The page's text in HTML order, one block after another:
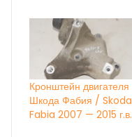
Кронштейн двигателя
Шкода Фабия / Skoda
Fabia 2007 — 2015 г.в.